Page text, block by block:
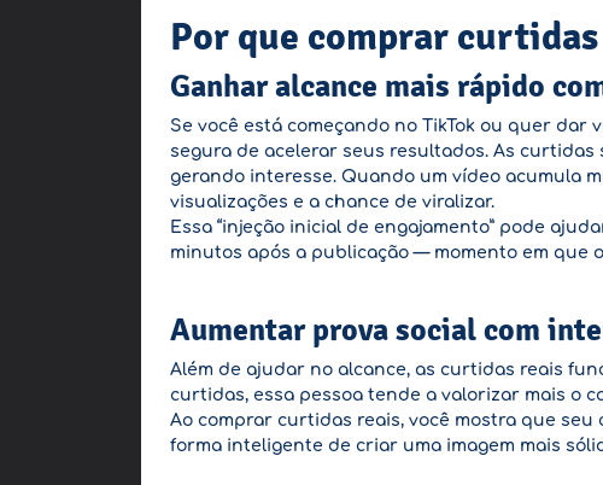
Por que comprar
Ganhar alcance mais rápido
Se você está começando no TikTok ou quer
segura de acelerar seus resultados. As
gerando interesse. Quando um vídeo acumula
visualizações e a chance de viralizar.
Essa “injeção inicial de engajamento” pode
minutos após a publicação — momento em que
Aumentar prova social com
Além de ajudar no alcance, as curtidas reais
curtidas, essa pessoa tende a valorizar mais o
Ao comprar curtidas reais, você mostra que
forma inteligente de criar uma imagem mais